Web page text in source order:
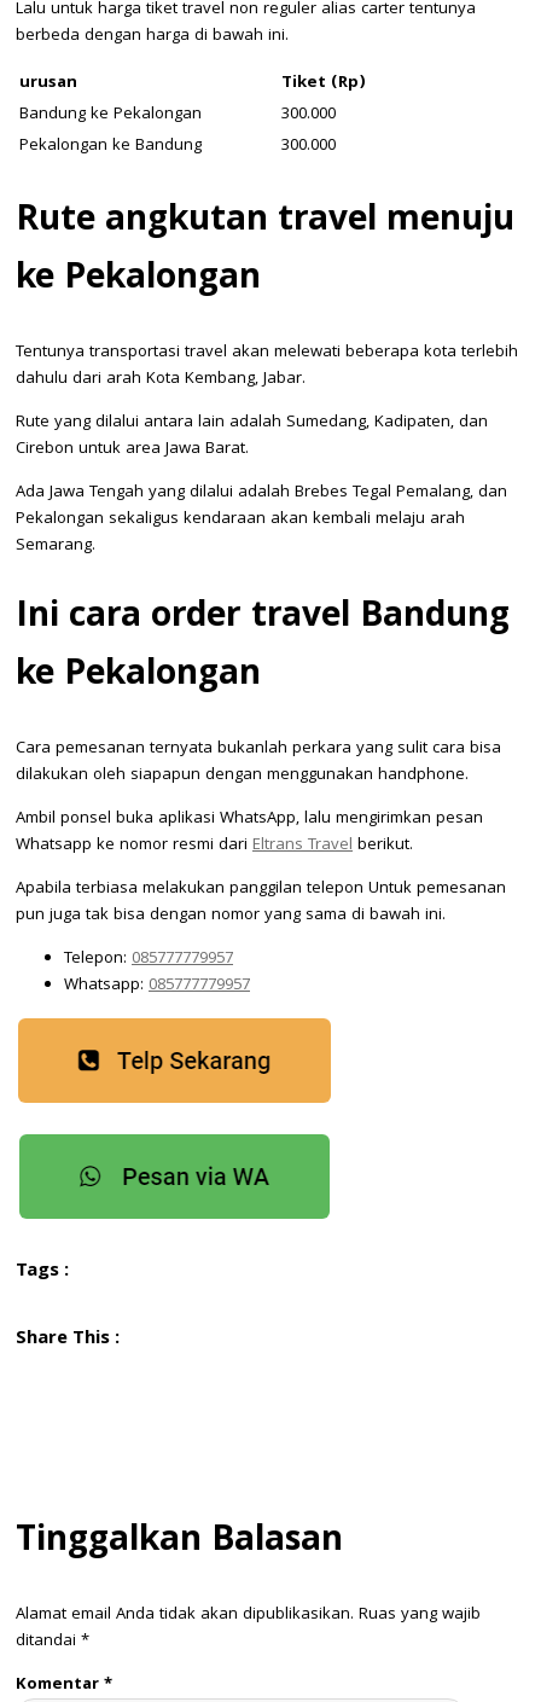
Lalu untuk harga tiket travel non reguler alias carter tentunya
berbeda dengan harga di bawah ini.
urusan
Tiket (Rp)
Bandung ke Pekalongan
300.000
Pekalongan ke Bandung
300.000
Rute angkutan travel menuju
ke Pekalongan
Tentunya transportasi travel akan melewati beberapa kota terlebih
dahulu dari arah Kota Kembang, Jabar.
Rute yang dilalui antara lain adalah Sumedang, Kadipaten, dan
Cirebon untuk area Jawa Barat.
Ada Jawa Tengah yang dilalui adalah Brebes Tegal Pemalang, dan
Pekalongan sekaligus kendaraan akan kembali melaju arah
Semarang.
Ini cara order travel Bandung
ke Pekalongan
Cara pemesanan ternyata bukanlah perkara yang sulit cara bisa
dilakukan oleh siapapun dengan menggunakan handphone.
Ambil ponsel buka aplikasi WhatsApp, lalu mengirimkan pesan
Whatsapp ke nomor resmi dari Eltrans Travelberikut.
Apabila terbiasa melakukan panggilan telepon Untuk pemesanan
pun juga tak bisa dengan nomor yang sama di bawah ini.
Telepon: 085777779957
Whatsapp: 085777779957
Tags :
Share This :
Tinggalkan Balasan
Alamat email Anda tidak akan dipublikasikan. Ruas yang wajib
ditandai *
Komentar*